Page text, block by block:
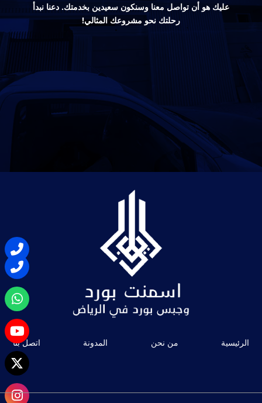
عليك هو أن تواصل معنا وسنكون سعيدين بخدمتك. دعنا نبدأ
رحلتك نحو مشروعك المثالي!
الرئيسية من نحن المدونة اتصل بنا